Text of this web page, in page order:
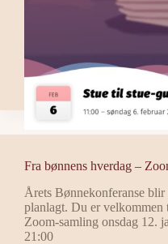
Fra bønnens hverdag –
Årets Bønnekonferanse blir
planlagt. Du er velkommen
Zoom-samling onsdag 12.
21:00